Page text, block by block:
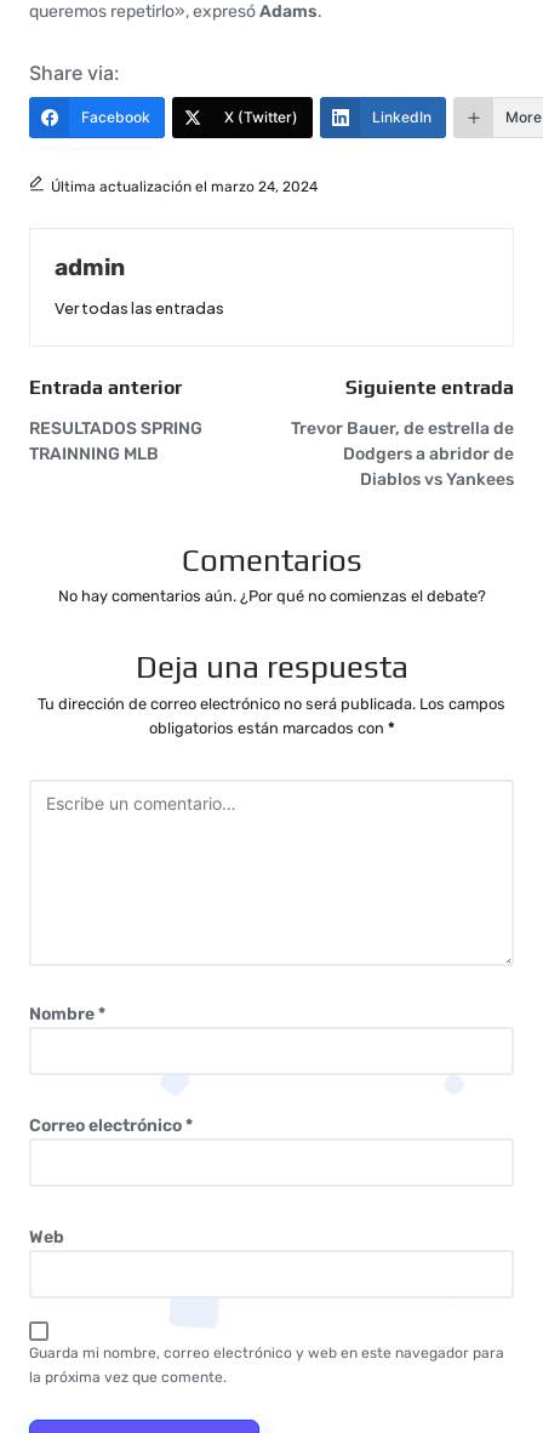
queremos repetirlo», expresóAdams.
Share via:
Facebook X (Twitter) LinkedIn More
Última actualización el marzo 24, 2024
admin
Ver todas las entradas
Entrada anterior
RESULTADOS SPRING
TRAINNING MLB
Siguiente entrada
Trevor Bauer, de estrella de
Dodgers a abridor de
Diablos vs Yankees
Comentarios
No hay comentarios aún. ¿Por qué no comienzas el debate?
Deja una respuesta
Tu dirección de correo electrónico no será publicada. Los campos
obligatorios están marcados con *
Nombre*
Correo electrónico*
Web
Guarda mi nombre, correo electrónico y web en este navegador para
la próxima vez que comente.